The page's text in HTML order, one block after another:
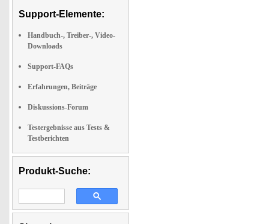
Support-Elemente:
Handbuch-, Treiber-, Video-
Downloads
Support-FAQs
Erfahrungen, Beiträge
Diskussions-Forum
Testergebnisse aus Tests &
Testberichten
Produkt-Suche: